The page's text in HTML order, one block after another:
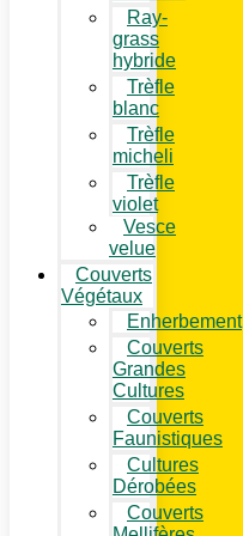
Ray-
grass
hybride
Trèfle
blanc
Trèfle
micheli
Trèfle
violet
Vesce
velue
Couverts
Végétaux
Enherbement
Couverts
Grandes
Cultures
Couverts
Faunistiques
Cultures
Dérobées
Couverts